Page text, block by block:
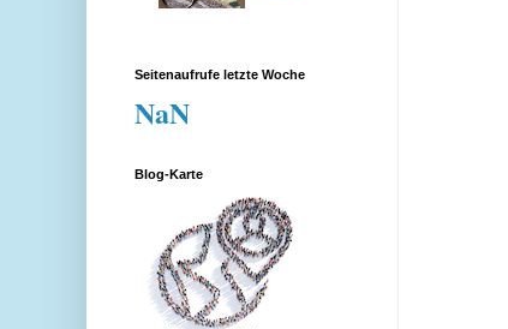
Seitenaufrufe letzte Woche
NaN
Blog-Karte